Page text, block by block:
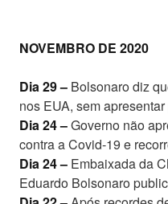
NOVEMBRO DE 2020
Dia 29 – Bolsonaro diz
nos EUA, sem
Dia 24 –Governo não
contra a Covid-19 e
Dia 24 – Embaixada da
Eduardo Bolsonaro